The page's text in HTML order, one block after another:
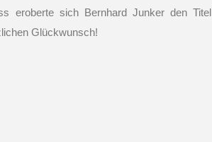
eroberte sich Bernhard Junker den Titel
Glückwunsch!